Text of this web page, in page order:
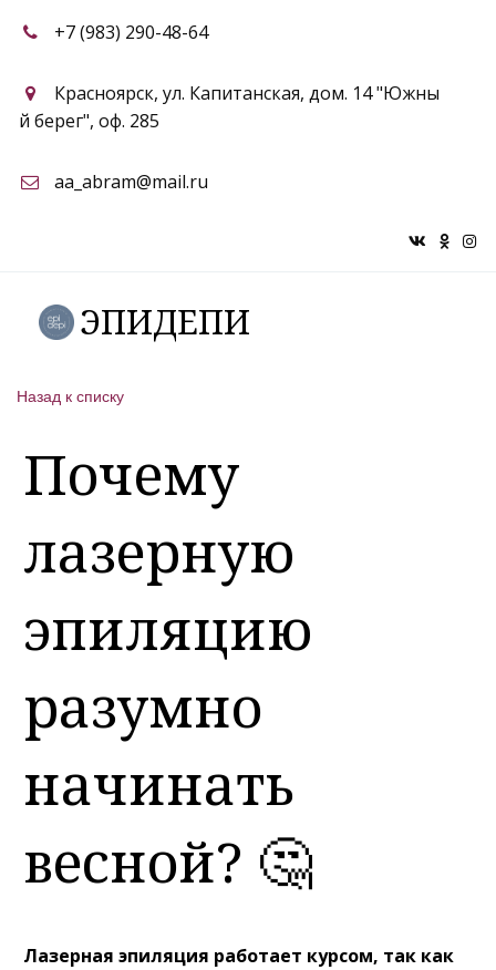
+7 (983) 290-48-64
Красноярск, ул. Капитанская, дом. 14 "Южны
й берег", оф. 285
aa_abram@mail.ru
ЭПИДЕПИ
Назад к списку
Почему
лазерную
эпиляцию
разумно
начинать
весной? 🤔
Лазерная эпиляция работает курсом, так как